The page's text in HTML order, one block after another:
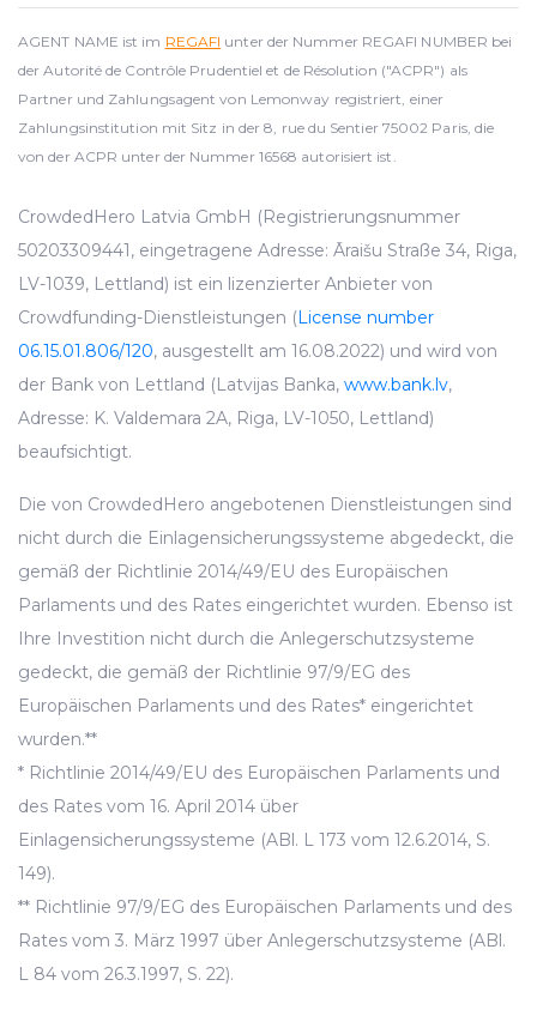
AGENT NAME ist im REGAFI unter der Nummer REGAFI NUMBER bei
der Autorité de Contrôle Prudentiel et de Résolution ("ACPR") als
Partner und Zahlungsagent von Lemonway registriert, einer
Zahlungsinstitution mit Sitz in der 8, rue du Sentier 75002 Paris, die
von der ACPR unter der Nummer 16568 autorisiert ist.
CrowdedHero Latvia GmbH (Registrierungsnummer
50203309441, eingetragene Adresse: Āraišu Straße 34, Riga,
LV-1039, Lettland) ist ein lizenzierter Anbieter von
Crowdfunding-Dienstleistungen (License number
06.15.01.806/120, ausgestellt am 16.08.2022) und wird von
der Bank von Lettland (Latvijas Banka, www.bank.lv,
Adresse: K. Valdemara 2A, Riga, LV-1050, Lettland)
beaufsichtigt.
Die von CrowdedHero angebotenen Dienstleistungen sind
nicht durch die Einlagensicherungssysteme abgedeckt, die
gemäß der Richtlinie 2014/49/EU des Europäischen
Parlaments und des Rates eingerichtet wurden. Ebenso ist
Ihre Investition nicht durch die Anlegerschutzsysteme
gedeckt, die gemäß der Richtlinie 97/9/EG des
Europäischen Parlaments und des Rates* eingerichtet
wurden.**
* Richtlinie 2014/49/EU des Europäischen Parlaments und
des Rates vom 16. April 2014 über
Einlagensicherungssysteme (ABl. L 173 vom 12.6.2014, S.
149).
** Richtlinie 97/9/EG des Europäischen Parlaments und des
Rates vom 3. März 1997 über Anlegerschutzsysteme (ABl.
L 84 vom 26.3.1997, S. 22).